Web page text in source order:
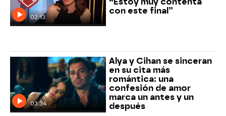
02:13
con este final”
03:34
Alya y Cihan se sinceran
en su cita más
romántica: una
confesión de amor
marca un antes y un
después